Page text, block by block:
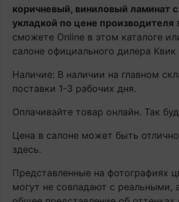
коричневый, виниловый ламинат
укладкой по цене производителя
сможете Online в этом каталоге
салоне официального дилера Квик
Наличие: В наличии на главном
поставки 1-3 рабочих дня.
Оплачивайте товар онлайн. Так
Цена в салоне может быть
здесь.
Представленные на фотографиях
могут не совпадают с реальными,